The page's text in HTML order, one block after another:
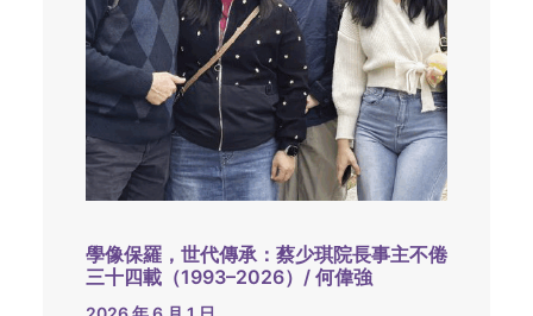
學像保羅，世代傳承：蔡少琪院長事主不倦
三十四載（1993–2026）/ 何偉強